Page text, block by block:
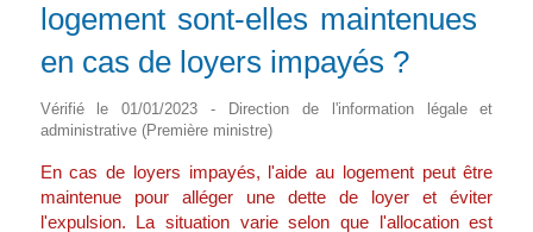
logement sont-elles maintenues
en cas de loyers impayés ?
Vérifié le 01/01/2023 - Direction de l'information légale et
administrative (Première ministre)
En cas de loyers impayés, l'aide au logement peut être
maintenue pour alléger une dette de loyer et éviter
l'expulsion. La situation varie selon que l'allocation est